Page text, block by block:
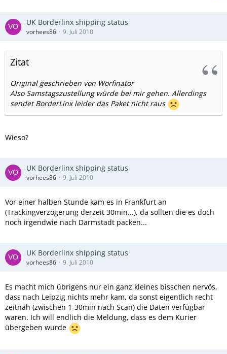
UK Borderlinx shipping status
vorhees86 9. Juli 2010
Zitat
Original geschrieben von Worfinator
Also Samstagszustellung würde bei mir gehen. Allerdings
sendet BorderLinx leider das Paket nicht raus
Wieso?
UK Borderlinx shipping status
vorhees86 9. Juli 2010
Vor einer halben Stunde kam es in Frankfurt an
(Trackingverzögerung derzeit 30min...), da sollten die es doch
noch irgendwie nach Darmstadt packen...
UK Borderlinx shipping status
vorhees86 9. Juli 2010
Es macht mich übrigens nur ein ganz kleines bisschen nervös,
dass nach Leipzig nichts mehr kam, da sonst eigentlich recht
zeitnah (zwischen 1-30min nach Scan) die Daten verfügbar
waren. Ich will endlich die Meldung, dass es dem Kurier
übergeben wurde